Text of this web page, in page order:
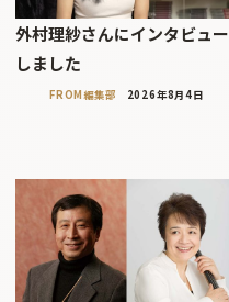
外村理紗さんにインタビュー
しました
FROM編集部 2026年8月4日